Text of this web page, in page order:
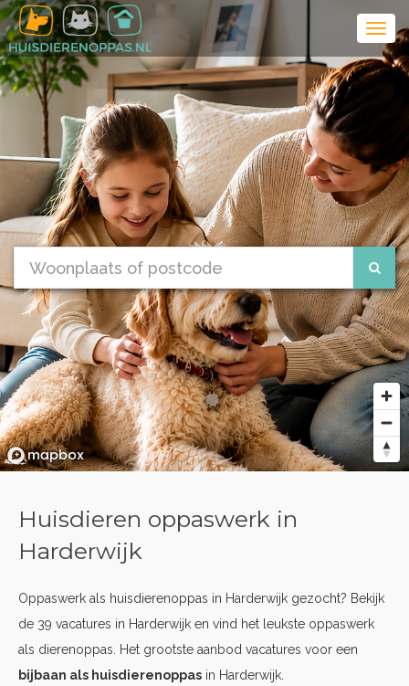
Huisdieren oppaswerk in
Harderwijk
Oppaswerk als huisdierenoppas in Harderwijk gezocht? Bekijk
de 39 vacatures in Harderwijk en vind het leukste oppaswerk
als dierenoppas. Het grootste aanbod vacatures voor een
bijbaan als huisdierenoppas in Harderwijk.